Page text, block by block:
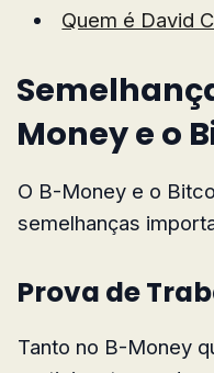
Quem é David
Money e o
O B-Money e o
semelhanças
Prova de
Tanto no B-Money